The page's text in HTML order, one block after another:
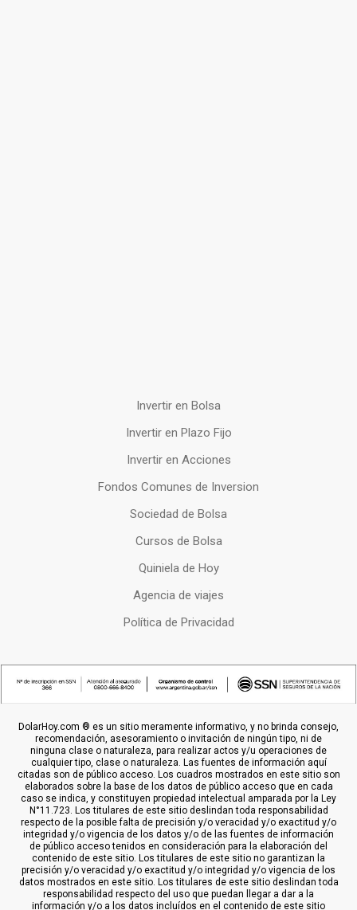
Invertir en Bolsa
Invertir en Plazo Fijo
Invertir en Acciones
Fondos Comunes de Inversion
Sociedad de Bolsa
Cursos de Bolsa
Quiniela de Hoy
Agencia de viajes
Política de Privacidad
DolarHoy.com ® es un sitio meramente informativo, y no brinda consejo,
recomendación, asesoramiento o invitación de ningún tipo, ni de
ninguna clase o naturaleza, para realizar actos y/u operaciones de
cualquier tipo, clase o naturaleza. Las fuentes de información aquí
citadas son de público acceso. Los cuadros mostrados en este sitio son
elaborados sobre la base de los datos de público acceso que en cada
caso se indica, y constituyen propiedad intelectual amparada por la Ley
N°11.723. Los titulares de este sitio deslindan toda responsabilidad
respecto de la posible falta de precisión y/o veracidad y/o exactitud y/o
integridad y/o vigencia de los datos y/o de las fuentes de información
de público acceso tenidos en consideración para la elaboración del
contenido de este sitio. Los titulares de este sitio no garantizan la
precisión y/o veracidad y/o exactitud y/o integridad y/o vigencia de los
datos mostrados en este sitio. Los titulares de este sitio deslindan toda
responsabilidad respecto del uso que puedan llegar a dar a la
información y/o a los datos incluídos en el contenido de este sitio